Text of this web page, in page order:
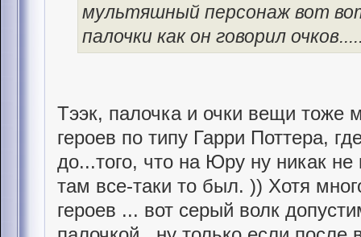
мультяшный персонаж вот
палочки как он говорил
Тээк, палочка и очки вещи тоже
героев по типу Гарри Поттера,
до...того, что на Юру ну никак
там все-таки то был. )) Хотя
героев ... вот серый волк